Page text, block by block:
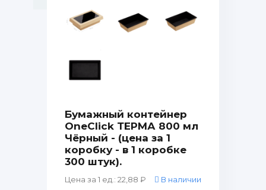
Бумажный контейнер
OneClick ТЕРМА 800 мл
Чёрный - (цена за 1
коробку - в 1 коробке
300 штук).
Цена за 1 ед.: 22,88 ₽ В наличии